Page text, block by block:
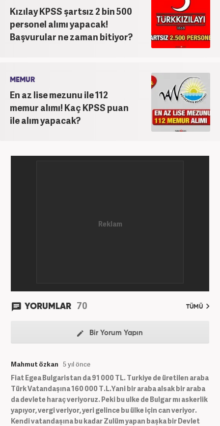
Kızılay KPSS şartsız 2 bin 500
personel alımı yapacak!
Başvurular ne zaman bitiyor?
MEMUR
En az lise mezunu ile 112
memur alımı! Kaç KPSS puan
ile alım yapacak?
YORUMLAR 70 TÜMÜ
Bir Yorum Yapın
Mahmut özkan 5 yıl önce
Fiat Egea Bulgaristan da 91 000 TL. Turkiye de üretilen araba
Türk Vatandaşına 160 000 T.L.Yani bir araba alsak bir araba
da devlete haraç veriyoruz. Peki bu ulke de Bulgar mı askerlik
yapıyor, vergi veriyor, yeri gelince bu ülke için can veriyor.
Kendi vatandaşına bu kadar Zulüm yapan başka bir Devlet